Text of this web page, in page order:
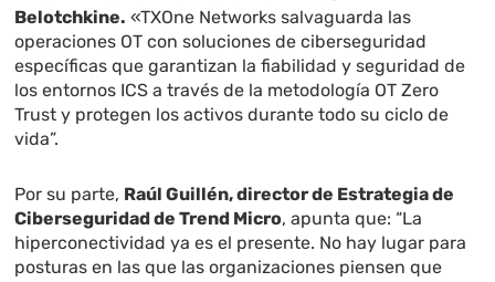
Belotchkine. «TXOne Networks salvaguarda las
operaciones OT con soluciones de ciberseguridad
específicas que garantizan la fiabilidad y seguridad de
los entornos ICS a través de la metodología OT Zero
Trust y protegen los activos durante todo su ciclo de
vida”.
Por su parte, Raúl Guillén, director de Estrategia de
Ciberseguridad de Trend Micro, apunta que: “La
hiperconectividad ya es el presente. No hay lugar para
posturas en las que las organizaciones piensen que